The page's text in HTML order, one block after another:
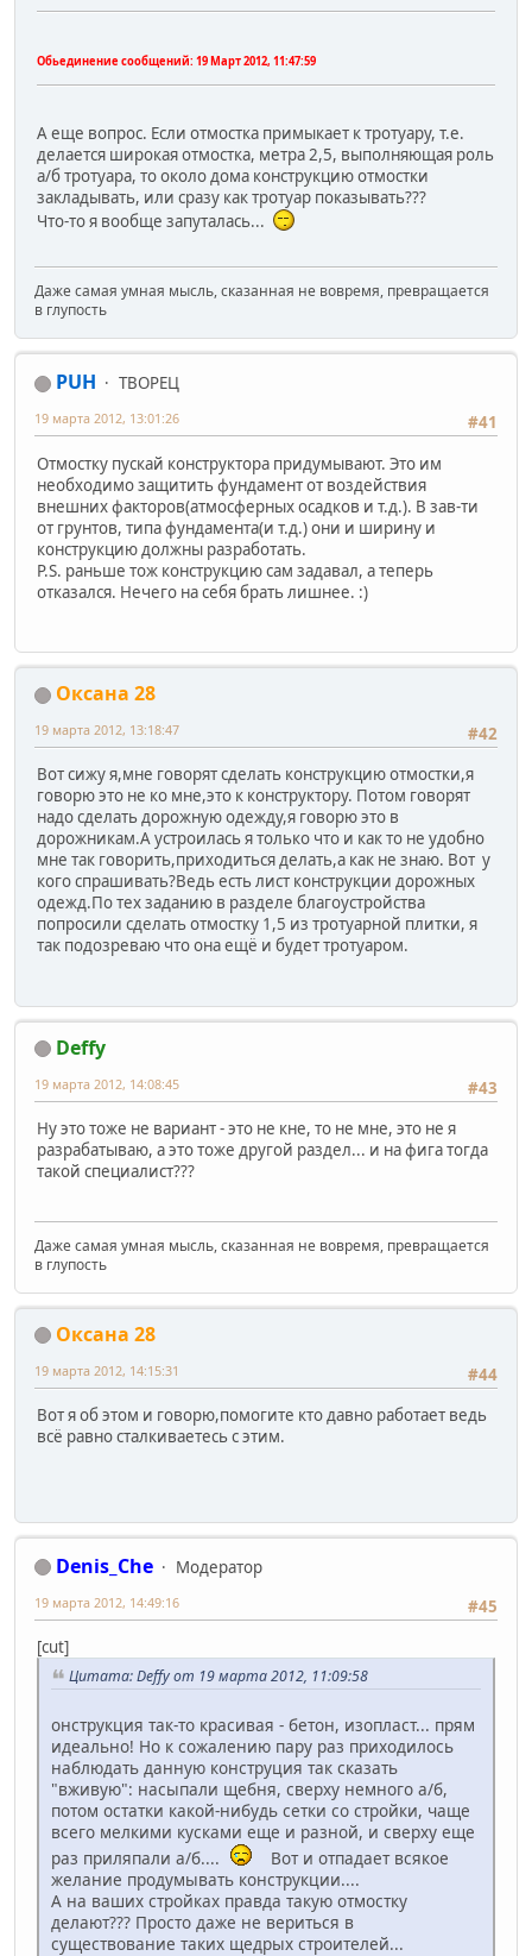
Обьединение сообщений: 19 Март 2012, 11:47:59
А еще вопрос. Если отмостка примыкает к тротуару, т.е.
делается широкая отмостка, метра 2,5, выполняющая роль
а/б тротуара, то около дома конструкцию отмостки
закладывать, или сразу как тротуар показывать???
Что-то я вообще запуталась...
Даже самая умная мысль, сказанная не вовремя, превращается
в глупость
PUH
ТВОРЕЦ
#41
19 марта 2012, 13:01:26
Отмостку пускай конструктора придумывают. Это им
необходимо защитить фундамент от воздействия
внешних факторов(атмосферных осадков и т.д.). В зав-ти
от грунтов, типа фундамента(и т.д.) они и ширину и
конструкцию должны разработать.
P.S. раньше тож конструкцию сам задавал, а теперь
отказался. Нечего на себя брать лишнее. :)
Оксана 28
#42
19 марта 2012, 13:18:47
Вот сижу я,мне говорят сделать конструкцию отмостки,я
говорю это не ко мне,это к конструктору. Потом говорят
надо сделать дорожную одежду,я говорю это в
дорожникам.А устроилась я только что и как то не удобно
мне так говорить,приходиться делать,а как не знаю. Вот у
кого спрашивать?Ведь есть лист конструкции дорожных
одежд.По тех заданию в разделе благоустройства
попросили сделать отмостку 1,5 из тротуарной плитки, я
так подозреваю что она ещё и будет тротуаром.
Deffy
#43
19 марта 2012, 14:08:45
Ну это тоже не вариант - это не кне, то не мне, это не я
разрабатываю, а это тоже другой раздел... и на фига тогда
такой специалист???
Даже самая умная мысль, сказанная не вовремя, превращается
в глупость
Оксана 28
#44
19 марта 2012, 14:15:31
Вот я об этом и говорю,помогите кто давно работает ведь
всё равно сталкиваетесь с этим.
Denis_Che
Модератор
#45
19 марта 2012, 14:49:16
[cut]
Цитата: Deffy от 19 марта 2012, 11:09:58
онструкция так-то красивая - бетон, изопласт... прям
идеально! Но к сожалению пару раз приходилось
наблюдать данную конструция так сказать
"вживую": насыпали щебня, сверху немного а/б,
потом остатки какой-нибудь сетки со стройки, чаще
всего мелкими кусками еще и разной, и сверху еще
раз приляпали а/б....
Вот и отпадает всякое
желание продумывать конструкции....
А на ваших стройках правда такую отмостку
делают??? Просто даже не вериться в
существование таких щедрых строителей...